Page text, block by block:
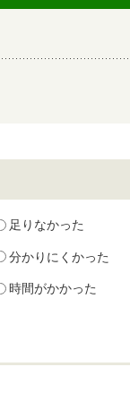
足りなかった
分かりにくかった
時間がかかった